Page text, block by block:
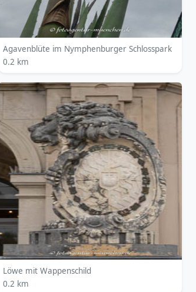
Agavenblüte im Nymphenburger Schlosspark
0.2 km
Löwe mit Wappenschild
0.2 km